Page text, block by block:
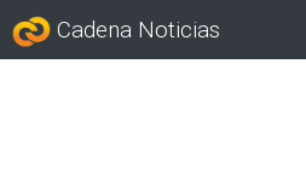
Cadena Noticias